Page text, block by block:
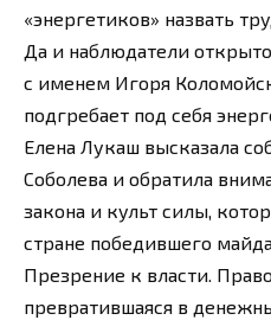
«энергетиков» назвать
Да и наблюдатели
с именем Игоря
подгребает под себя
Елена Лукаш высказала
Соболева и обратила
закона и культ силы,
стране победившего
Презрение к власти.
превратившаяся в